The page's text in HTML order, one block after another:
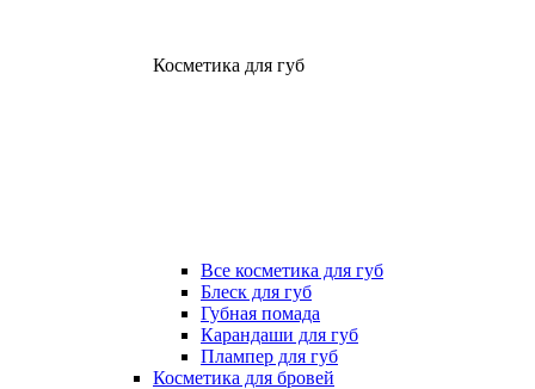
Косметика для губ
Все косметика для губ
Блеск для губ
Губная помада
Карандаши для губ
Плампер для губ
Косметика для бровей